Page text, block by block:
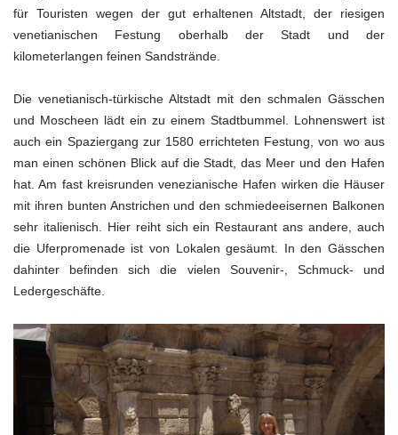
für Touristen wegen der gut erhaltenen Altstadt, der riesigen
venetianischen Festung oberhalb der Stadt und der
kilometerlangen feinen Sandstrände.
Die venetianisch-türkische Altstadt mit den schmalen Gässchen
und Moscheen lädt ein zu einem Stadtbummel. Lohnenswert ist
auch ein Spaziergang zur 1580 errichteten Festung, von wo aus
man einen schönen Blick auf die Stadt, das Meer und den Hafen
hat. Am fast kreisrunden venezianische Hafen wirken die Häuser
mit ihren bunten Anstrichen und den schmiedeeisernen Balkonen
sehr italienisch. Hier reiht sich ein Restaurant ans andere, auch
die Uferpromenade ist von Lokalen gesäumt. In den Gässchen
dahinter befinden sich die vielen Souvenir-, Schmuck- und
Ledergeschäfte.